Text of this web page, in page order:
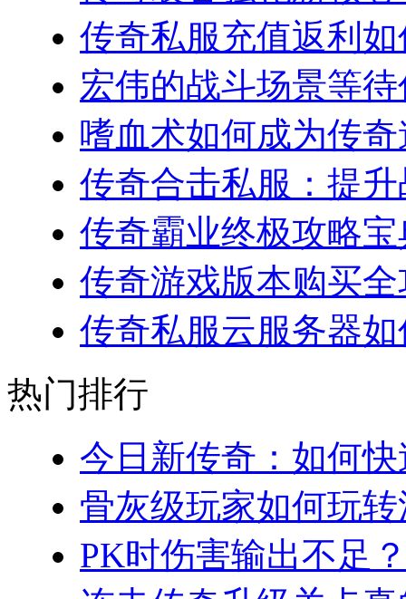
传奇私服充值返利
宏伟的战斗场景等
嗜血术如何成为传
传奇合击私服：提
传奇霸业终极攻略
传奇游戏版本购买
传奇私服云服务器
热门排行
今日新传奇：如何
骨灰级玩家如何玩
PK时伤害输出不足